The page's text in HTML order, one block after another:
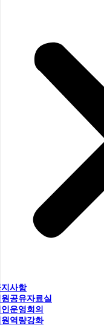
사항
공유자료실
운영회의
역량강화